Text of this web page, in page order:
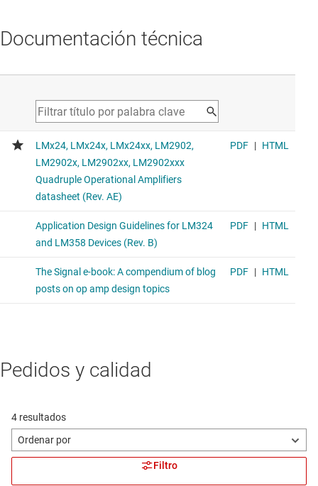
Documentación técnica
Pedidos y calidad